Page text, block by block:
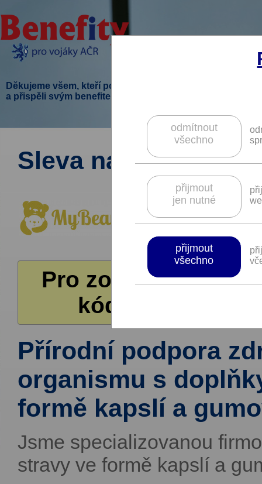
Děkujeme všem, kteří podpořili tento projekt
a přispěli svým benefitem.
odmítnout
všechno
přijmout
jen nutné
přijmout
všechno
Sleva na doplňky
Pro zobrazení
kódů pro
Přírodní podpora
organismu s
formě kapslí a
Jsme specializovanou
stravy ve formě kapslí a